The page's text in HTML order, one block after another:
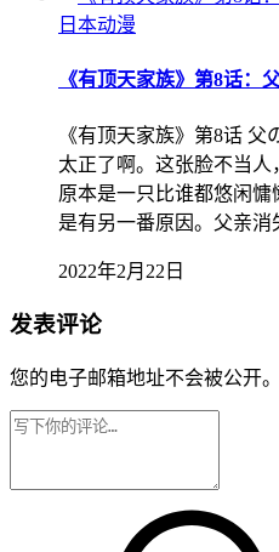
日本动漫
《有顶天家族》第8话：
《有顶天家族》第8话
太正了啊。这张脸不当
原本是一只比谁都悠闲
是有另一番原因。父亲
2022年2月22日
发表评论
您的电子邮箱地址不会被公开。